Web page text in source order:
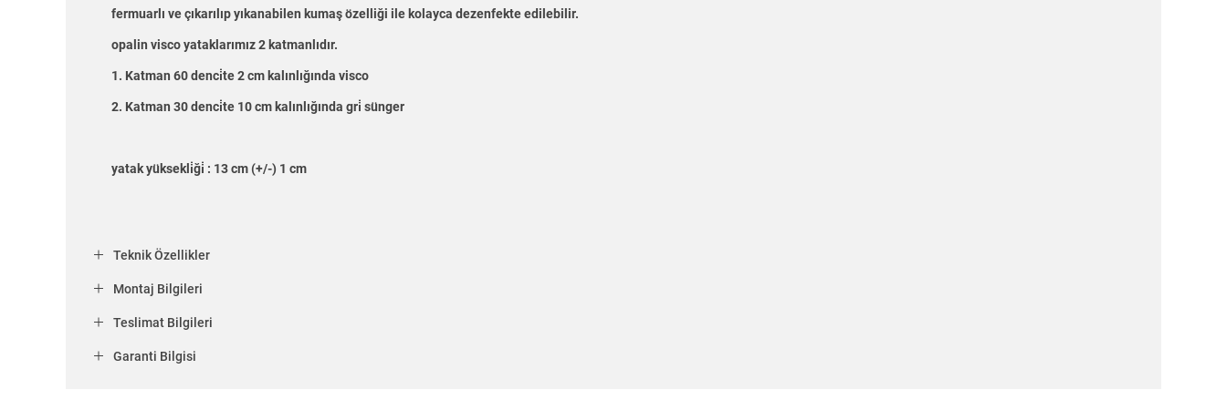
fermuarlı ve çıkarılıp yıkanabilen kumaş özelliği ile kolayca dezenfekte edilebilir.
opalin visco yataklarımız 2 katmanlıdır.
1. Katman 60 denci̇te 2 cm kalınlığında visco
2. Katman 30 denci̇te 10 cm kalınlığında gri̇ sünger
yatak yüksekli̇ği̇ : 13 cm (+/-) 1 cm
Teknik Özellikler
Montaj Bilgileri
Teslimat Bilgileri
Garanti Bilgisi